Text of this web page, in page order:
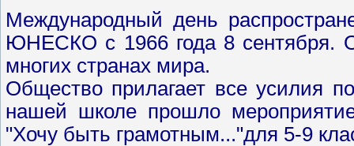
Международный день
ЮНЕСКО с 1966 года 8 сентября.
многих странах мира.
Общество прилагает все усилия
нашей школе прошло
"Хочу быть грамотным..."для 5-9